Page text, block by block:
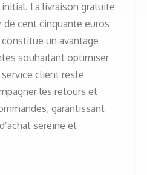
La livraison gratuite
de cent cinquante euros
un avantage
souhaitant optimiser
client reste
les retours et
garantissant
sereine et